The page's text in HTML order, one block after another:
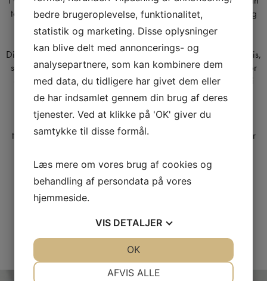
tage sig af dig, både når du har problemer med tænderne, og
når du blot skal have det sædvanelige eftersyn.
Din tandlæge vil tage hånd om dig og dine behov på bedste vis,
så du kan få den oplevelse og det smil, du fortjener. Vi har stor
erfaring med både unge, voksne og ældre i vores tandklinik i
Ballerup.
Bestil tid i dag til din behandling. Vi udfører almindeligt
tandeftersyn, rodbehandlinger, laver tandimplantat og sørger
SE VORES BEHANDLINGER
bedre brugeroplevelse, funktionalitet,
statistik og marketing. Disse oplysninger
kan blive delt med annoncerings- og
analysepartnere, som kan kombinere dem
med data, du tidligere har givet dem eller
de har indsamlet gennem din brug af deres
tjenester. Ved at klikke på 'OK' giver du
samtykke til disse formål.
Læs mere om vores brug af cookies og
behandling af persondata på vores
hjemmeside.
VIS DETALJER
AFVIS ALLE
OK